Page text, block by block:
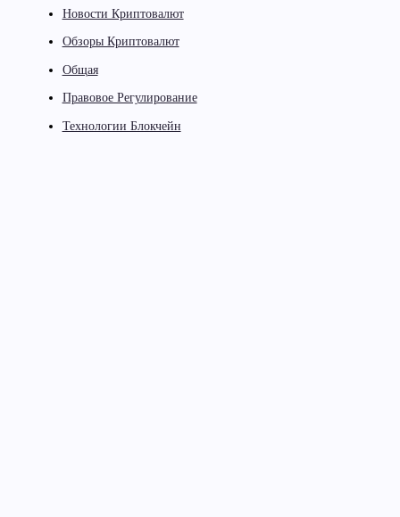
Новости Криптовалют
Обзоры Криптовалют
Общая
Правовое Регулирование
Технологии Блокчейн